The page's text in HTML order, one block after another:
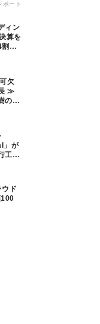
ポート
ィン
算を
減
欠
≫
の技
、
」が
工事